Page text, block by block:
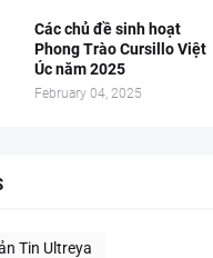
Các chủ đề sinh hoạt
Phong Trào Cursillo Việt
Úc năm 2025
February 04, 2025
Tin Ultreya